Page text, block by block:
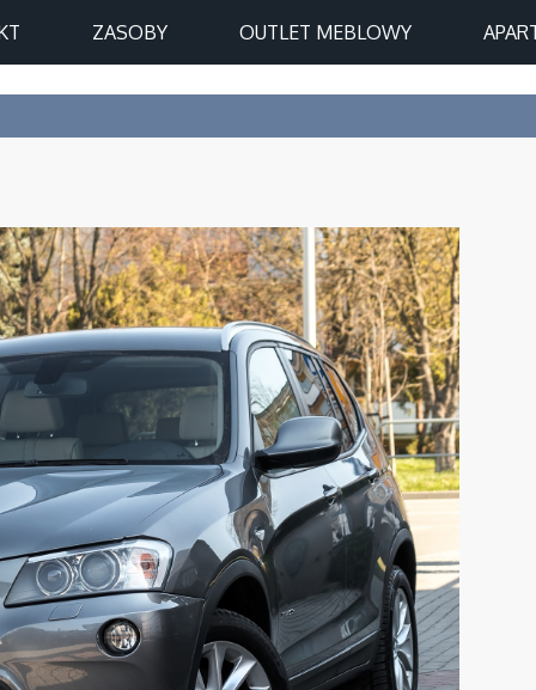
ZASOBY OUTLET MEBLOWY